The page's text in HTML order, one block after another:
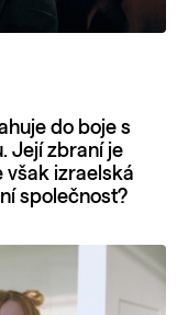
do boje s
Její zbraní je
však izraelská
společnost?